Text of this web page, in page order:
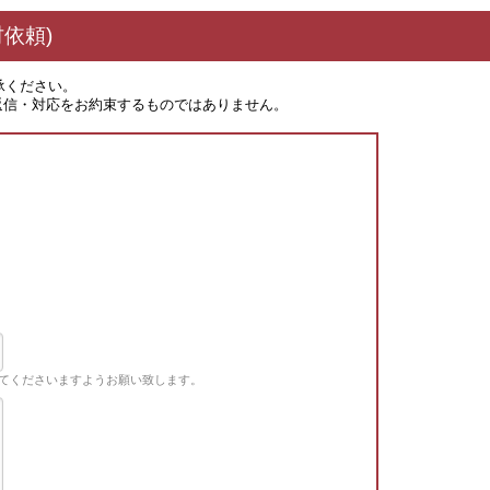
頼)
ださい。
・対応をお約束するものではありません。
ださいますようお願い致します。